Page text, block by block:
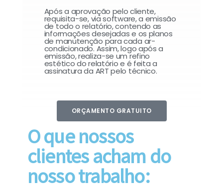
Após a aprovação pelo cliente,
requisita-se, via software, a emissão
de todo o relatório, contendo as
informações desejadas e os planos
de manutenção para cada ar-
condicionado. Assim, logo após a
emissão, realiza-se um refino
estético do relatório e é feita a
assinatura da ART pelo técnico.
ORÇAMENTO GRATUITO
O que nossos
clientes acham do
nosso trabalho: